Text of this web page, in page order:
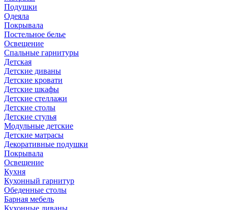
Подушки
Одеяла
Покрывала
Постельное белье
Освещение
Спальные гарнитуры
Детская
Детские диваны
Детские кровати
Детские шкафы
Детские стеллажи
Детские столы
Детские стулья
Модульные детские
Детские матрасы
Декоративные подушки
Покрывала
Освещение
Кухня
Кухонный гарнитур
Обеденные столы
Барная мебель
Кухонные диваны